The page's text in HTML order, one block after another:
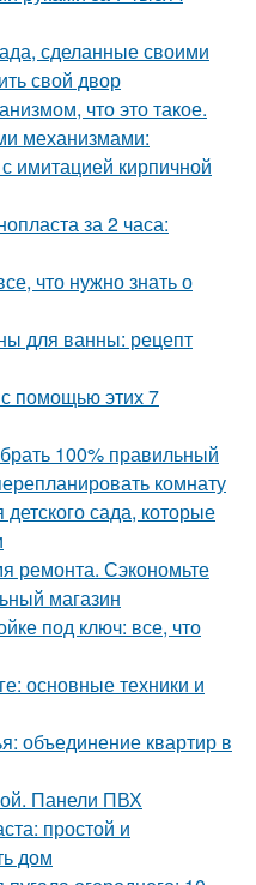
сделанные своими
свой двор
что это такое.
механизмами:
имитацией кирпичной
за 2 часа:
что нужно знать о
для ванны: рецепт
помощью этих 7
100% правильный
комнату
сада, которые
ремонта. Сэкономьте
магазин
под ключ: все, что
основные техники и
объединение квартир в
Панели ПВХ
простой и
дом